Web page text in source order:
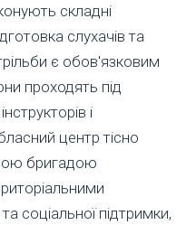
складні
слухачів та
є обов'язковим
проходять під
і
центр тісно
бригадою
соціальної підтримки,